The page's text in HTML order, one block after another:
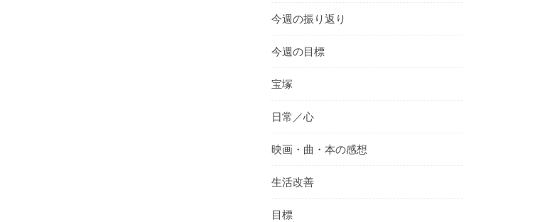
今週の振り返り
今週の目標
宝塚
日常／心
映画・曲・本の感想
生活改善
目標